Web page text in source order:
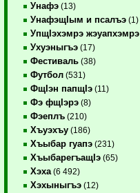
Унафэ (13)
УнафэщIым и псалъэ (1)
УпщIэхэмрэ жэуапхэмрэ
Ухуэныгъэ (17)
Фестиваль (38)
Футбол (531)
ФщIэн папщIэ (11)
Фэ фщIэрэ (8)
Фэеплъ (210)
Хъуэхъу (186)
Хъыбар гуапэ (231)
ХъыбарегъащIэ (65)
Хэха (6 492)
Хэхыныгъэ (12)